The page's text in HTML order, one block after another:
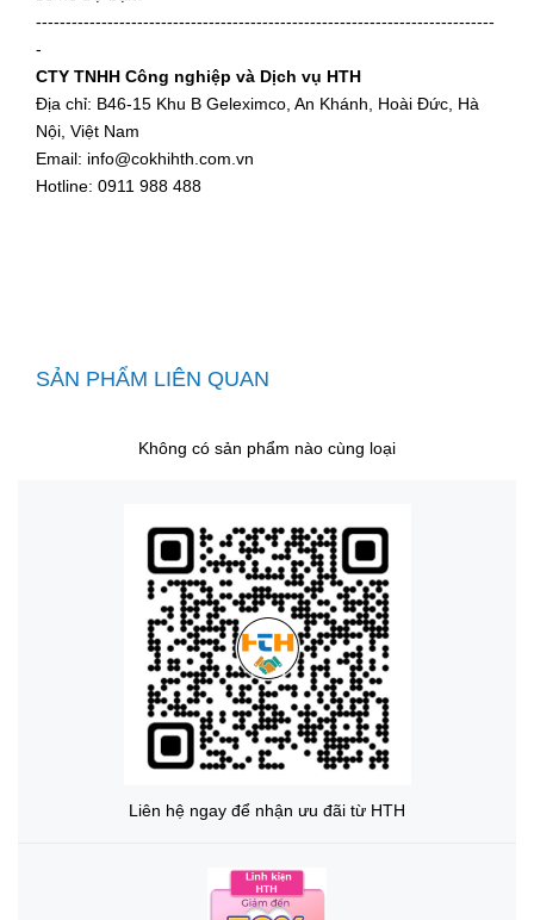
-----------------------------------------------------------------------------
-
CTY TNHH Công nghiệp và Dịch vụ HTH
Địa chỉ: B46-15 Khu B Geleximco, An Khánh, Hoài Đức, Hà
Nội, Việt Nam
Email: info@cokhihth.com.vn
Hotline: 0911 988 488
SẢN PHẨM LIÊN QUAN
Không có sản phẩm nào cùng loại
Liên hệ ngay để nhận ưu đãi từ HTH